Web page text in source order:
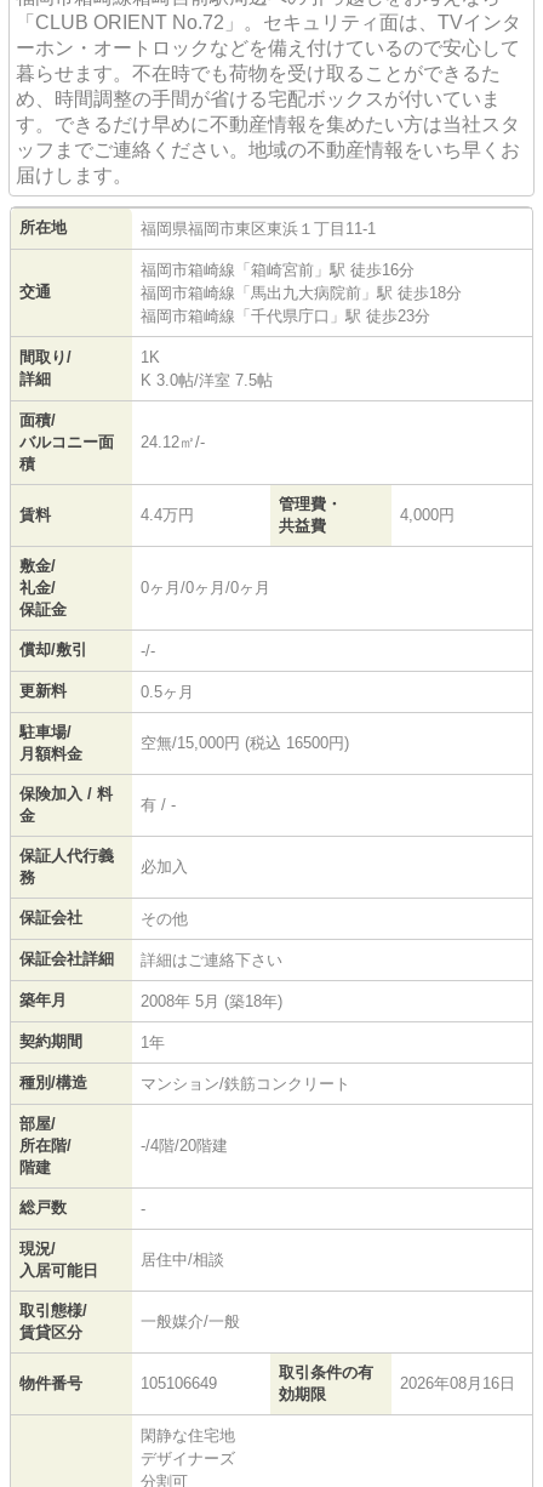
「CLUB ORIENT No.72」。セキュリティ面は、TVインタ
ーホン・オートロックなどを備え付けているので安心して
暮らせます。不在時でも荷物を受け取ることができるた
め、時間調整の手間が省ける宅配ボックスが付いていま
す。できるだけ早めに不動産情報を集めたい方は当社スタ
ッフまでご連絡ください。地域の不動産情報をいち早くお
届けします。
所在地 福岡県福岡市東区東浜 １丁目11-1
交通
福岡市箱崎線 「箱崎宮前 」駅 徒歩16分
福岡市箱崎線 「馬出九大病院前 」駅 徒歩18分
福岡市箱崎線 「千代県庁口 」駅 徒歩23分
間取り/
詳細
1K
K 3.0帖/洋室 7.5帖
面積/
バルコニー面
積
24.12㎡/-
賃料 4.4万円
管理費・
共益費
4,000円
敷金/
礼金/
保証金
0ヶ月/0ヶ月/0ヶ月
償却/敷引 -/-
更新料 0.5ヶ月
駐車場/
月額料金
空無/15,000円 (税込 16500円)
保険加入 / 料
金
有 / -
保証人代行義
務
必加入
保証会社 その他
保証会社詳細 詳細はご連絡下さい
築年月 2008年 5月 (築18年)
契約期間 1年
種別/構造 マンション/鉄筋コンクリート
部屋/
所在階/
階建
-/4階/20階建
総戸数 -
現況/
入居可能日
居住中/相談
取引態様/
賃貸区分
一般媒介/一般
物件番号 105106649
取引条件の有
効期限
2026年08月16日
閑静な住宅地
デザイナーズ
分割可